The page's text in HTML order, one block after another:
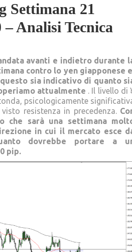
Settimana 21
– Analisi Tecnica
avanti e indietro durante
contro lo yen giapponese
sia indicativo di quanto
attualmente . Il livello di
psicologicamente
resistenza in precedenza.
che sarà una settimana
in cui il mercato esce
dovrebbe portare a
pip.